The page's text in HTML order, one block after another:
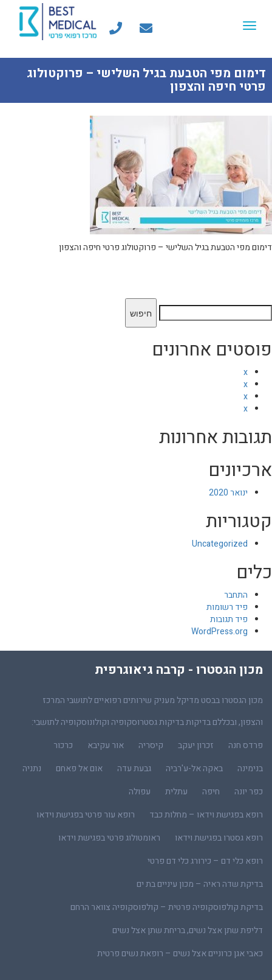
Toggle
דימום מפי הטבעת בגיל השלישי – פרוקטולוג
פרטי חיפה והצפון
דימום מפי הטבעת בגיל השלישי – פרוקטולוג פרטי חיפה והצפון
חיפוש:
פוסטים אחרונים
x
x
x
x
תגובות אחרונות
ארכיונים
ינואר 2020
קטגוריות
Uncategorized
כלים
התחבר
פיד רשומות
פיד תגובות
WordPress.org
מכון הגסטרו - קרבה גיאוגרפית
מכון הגסטרו בבסט מדיקל מעניק שירותים רפואיים לתושבי המרכז
והצפון, ובכללם בדיקות בדיקות גסטרוסקופיה וקולונוסקופיה לתושבי:
פרדס חנה
זכרון יעקב קיסריה אור עקיבא
כרכור
בנימינה
באקה אל-ע'רביה גבעת עדה אום אל פאחם
נתניה
כפר יונה
חיפה עתלית
עפולה
רופא בפגישת וידאו – מחלות כבד
רופא עור פרטי בפגישת וידאו
רופא גסטרו בפגישת וידאו
ראומטולוג פרטי בפגישת וידאו
רופא כלי דם – כירורג כלי דם פרטי
בדיקת שדה ראיה – מכון עיניים בת ים
בדיקת קולפוסקופיה פרטית – קולפוסקופיה צוואר הרחם
דליפת שתן אצל נשים, בריחת שתן אצל נשים
כאבי אגן כרוניים אצל נשים – רופאת נשים פרטית